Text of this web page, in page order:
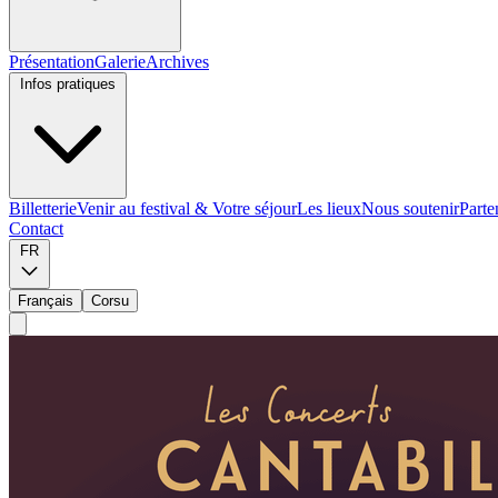
PrésentationGalerieArchives
BilletterieVenir au festival & Votre séjourLes lieuxNous soutenir
Contact
Français Corsu